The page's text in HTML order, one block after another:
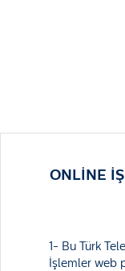
ONLİNE
1- Bu Türk
İşlemler web